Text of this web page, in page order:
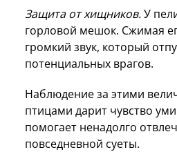
Защита от хищников.У
горловой мешок. Сжимая
громкий звук, который
потенциальных врагов.
Наблюдение за этими
птицами дарит чувство
помогает ненадолго
повседневной суеты.